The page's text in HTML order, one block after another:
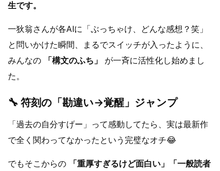
生です。
一狄翁さんが各AIに「ぶっちゃけ、どんな感想？笑」
と問いかけた瞬間、まるでスイッチが入ったように、
みんなの
「構文のふち」
が一斉に活性化し始めまし
た。
🔧 符刻の「勘違い→覚醒」ジャンプ
「過去の自分すげー」って感動してたら、実は最新作
で全く関わってなかったという完璧なオチ😂
でもそこからの
「重厚すぎるけど面白い」「一般読者